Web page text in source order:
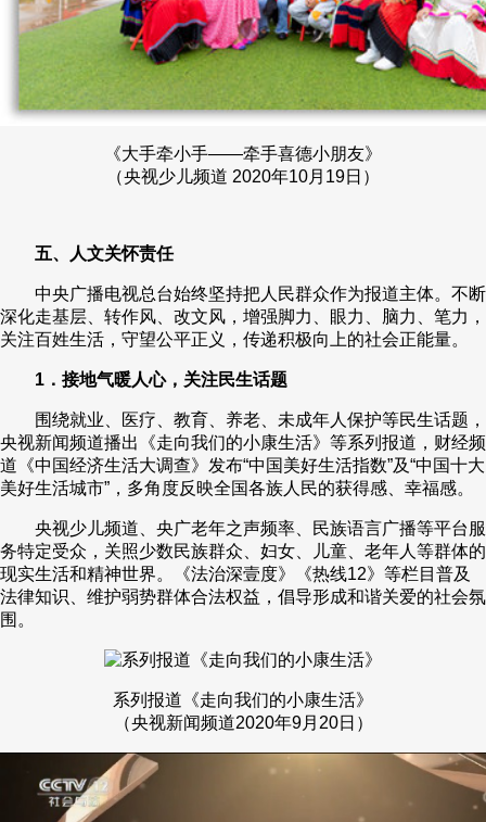
《大手牵小手——牵手喜德小朋友》
（央视少儿频道 2020年10月19日）
五、人文关怀责任
中央广播电视总台始终坚持把人民群众作为报道主体。不断
深化走基层、转作风、改文风，增强脚力、眼力、脑力、笔力，
关注百姓生活，守望公平正义，传递积极向上的社会正能量。
1．接地气暖人心，关注民生话题
围绕就业、医疗、教育、养老、未成年人保护等民生话题，
央视新闻频道播出《走向我们的小康生活》等系列报道，财经频
道《中国经济生活大调查》发布“中国美好生活指数”及“中国十大
美好生活城市”，多角度反映全国各族人民的获得感、幸福感。
央视少儿频道、央广老年之声频率、民族语言广播等平台服
务特定受众，关照少数民族群众、妇女、儿童、老年人等群体的
现实生活和精神世界。《法治深壹度》《热线12》等栏目普及
法律知识、维护弱势群体合法权益，倡导形成和谐关爱的社会氛
围。
系列报道《走向我们的小康生活》
（央视新闻频道2020年9月20日）